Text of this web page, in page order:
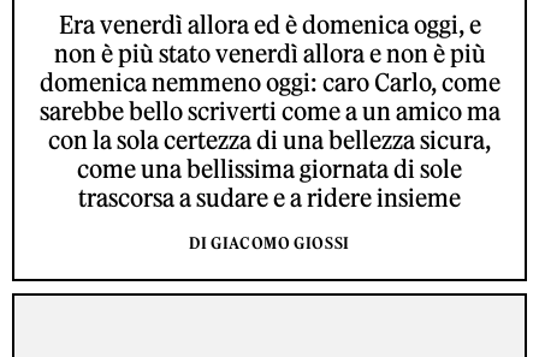
Era venerdì allora ed è domenica oggi, e
non è più stato venerdì allora e non è più
domenica nemmeno oggi: caro Carlo, come
sarebbe bello scriverti come a un amico ma
con la sola certezza di una bellezza sicura,
come una bellissima giornata di sole
trascorsa a sudare e a ridere insieme
DI GIACOMO GIOSSI